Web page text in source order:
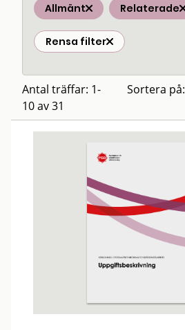
Allmänt Relaterade
Rensa filter
Antal träffar: 1-
10 av 31
Sortera på: